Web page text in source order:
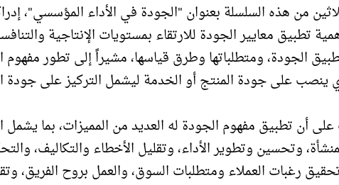
من هذه السلسلة بعنوان "الجودة في الأداء المؤسسي"،
تطبيق معايير الجودة للارتقاء بمستويات الإنتاجية
الجودة، ومتطلباتها وطرق قياسها، مشيراً إلى تطور مفهوم
ينصب على جودة المنتج أو الخدمة ليشمل التركيز على جودة
أن تطبيق مفهوم الجودة له العديد من المميزات، بما
وتحسين وتطوير الأداء، وتقليل الأخطاء والتكاليف،
رغبات العملاء ومتطلبات السوق، والعمل بروح الفريق،